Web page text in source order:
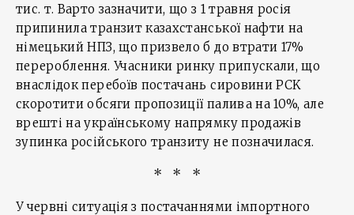
тис. т. Варто зазначити, що з 1 травня росія
припинила транзит казахстанської нафти на
німецький НПЗ, що призвело б до втрати 17%
перероблення. Учасники ринку припускали, що
внаслідок перебоїв постачань сировини PCK
скоротити обсяги пропозиції палива на 10%, але
врешті на українському напрямку продажів
зупинка російського транзиту не позначилася.
* * *
У червні ситуація з постачаннями імпортного